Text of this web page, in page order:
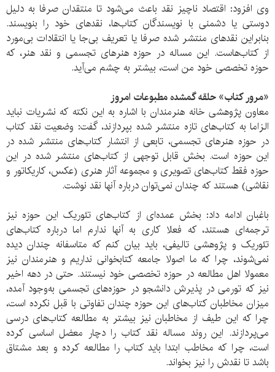
وی افزود: اقتصاد ناچیز نقد باعث می‌شود تا منتقدان صرفا به دلیل
دوستی یا دشمنی با نویسندگان کتاب‌ها، نقدهای خود را بنویسند.
بنابراین نقدهای منتشر شده صرفا یا تعریف بی‌جا یا انتقادات بی‌مورد
از کتاب‌هاست. این مساله در حوزه هنرهای تجسمی و نقد هنر، که
حوزه تخصصی خود من است، بیشتر به چشم می‌آید.
«مرور کتاب» حلقه گمشده مطبوعات امروز
معاون پژوهشی خانه هنرمندان با اشاره به این نکته که نشریات نباید
الزاما به کتاب‌های تازه منتشر شده بپردازند، گفت: وضعیت نقد کتاب
در حوزه هنرهای تجسمی، تابعی از انتشار کتاب‌های منتشر شده در
این حوزه است. بخش قابل توجهی از کتاب‌های منتشر شده در این
حوزه فقط کتاب‌های تصویری و مجموعه آثار هنری (عکس، کاریکاتور و
نقاشی) هستند که چندان نمی‌توان درباره آنها نقد نوشت.
باغبان ادامه داد: بخش عمده‌ای از کتاب‌های تئوریک این حوزه نیز
ترجمه‌ای هستند، که فعلا کاری به آنها ندارم اما درباره کتاب‌های
تئوریک و پژوهشی تالیفی، باید بیان کنم که متاسفانه چندان دیده
نمی‌شوند، چرا که ما اصولا جامعه کتابخوانی نداریم و هنرمندان نیز
معمولا اهل مطالعه در حوزه تخصصی خود نیستند. حتی در دهه اخیر
نیز که تورمی در پذیرش دانشجو در حوزه‌های تجسمی به‌وجود آمده،
میزان مخاطبان کتاب‌های این حوزه چندان تفاوتی با قبل نکرده است،
چرا که این طیف از مخاطبان نیز بیشتر به مطالعه کتاب‌های درسی
می‌پردازند. این روند مساله نقد کتاب‌ را دچار معضل اساسی کرده
است، چرا که مخاطب ابتدا باید کتاب را مطالعه کرده و بعد مشتاق
باشد تا نقدش را نیز بخواند.